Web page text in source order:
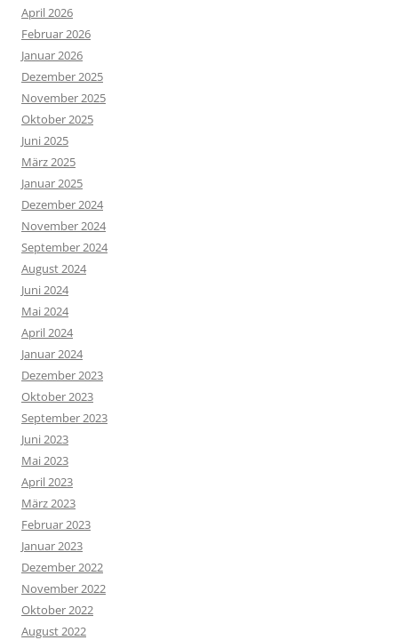
April 2026
Februar 2026
Januar 2026
Dezember 2025
November 2025
Oktober 2025
Juni 2025
März 2025
Januar 2025
Dezember 2024
November 2024
September 2024
August 2024
Juni 2024
Mai 2024
April 2024
Januar 2024
Dezember 2023
Oktober 2023
September 2023
Juni 2023
Mai 2023
April 2023
März 2023
Februar 2023
Januar 2023
Dezember 2022
November 2022
Oktober 2022
August 2022